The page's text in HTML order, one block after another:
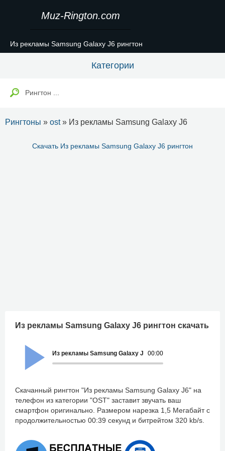
Muz-Rington.com
Из рекламы Samsung Galaxy J6 рингтон
Категории
Рингтоны » ost» Из рекламы Samsung Galaxy J6
Скачать Из рекламы Samsung Galaxy J6 рингтон
Из рекламы Samsung Galaxy J6 рингтон скачать
00:00
Из рекламы Samsung Galaxy J6
Скачанный рингтон "Из рекламы Samsung Galaxy J6" на
телефон из категории "OST" заставит звучать ваш
смартфон оригинально. Размером нарезка 1,5 Мегабайт с
продолжительностью 00:39 секунд и битрейтом 320 kb/s.